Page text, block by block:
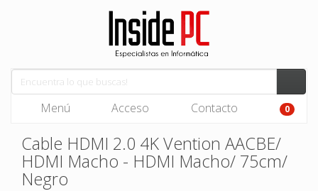
Menú Acceso Contacto 0
Cable HDMI 2.0 4K Vention AACBE/
HDMI Macho - HDMI Macho/ 75cm/
Negro